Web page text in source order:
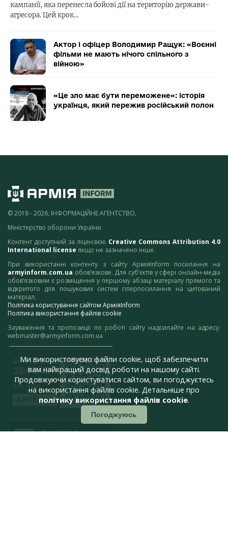
кампанії, яка перенесла бойові дії на територію держави-
агресора. Цей крок…
Актор і офіцер Володимир Ращук: «Воєнні
фільми не мають нічого спільного з
війною»
«Це зло має бути переможене»: історія
українця, який пережив російський полон
© 2018 - 2026, ІНФОРМАЦІЙНЕ АГЕНТСТВО,
Міністерство оборони України
Контент доступний за ліцензією Creative Commons Attribution 4.0
International license якщо не зазначено інше.
При використанні контенту з сайту АрміяInform посилання на
armyinform.com.ua обов’язкове. Для суб’єктів у сфері онлайн-медіа
обов’язковим є розміщення у першому абзаці матеріалу прямого та
відкритого для пошукових систем гіперпосилання на цитований
матеріал.
Політика користування сайтом АрміяInform
Політика використання файлів cookie
Зауваження та пропозиції по роботі сайту надсилайте на адресу:
webmaster@armyinform.com.ua
Ми використовуємо файли cookie, щоб забезпечити
вам найкращий досвід роботи на нашому сайті.
Продовжуючи користуватися сайтом, ви погоджуєтесь
на використання файлів cookie. Детальніше про
політику використання файлів cookie.
Погоджуюсь